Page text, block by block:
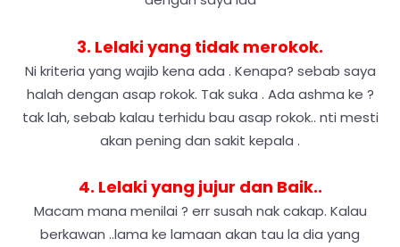
3. Lelaki yang tidak merokok.
Ni kriteria yang wajib kena ada . Kenapa? sebab saya
halah dengan asap rokok. Tak suka . Ada ashma ke ?
tak lah, sebab kalau terhidu bau asap rokok.. nti mesti
akan pening dan sakit kepala .
4. Lelaki yang jujur dan Baik..
Macam mana menilai ? err susah nak cakap. Kalau
berkawan ..lama ke lamaan akan tau la dia yang